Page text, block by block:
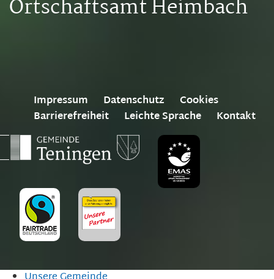
Ortschaftsamt Heimbach
Impressum Datenschutz
Cookies
Barrierefreiheit
Leichte Sprache Kontakt